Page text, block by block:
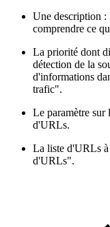
Une description :
comprendre ce
La priorité dont
détection de la
d'informations
trafic".
Le paramètre sur
d'URLs.
La liste d'URLs à
d'URLs".